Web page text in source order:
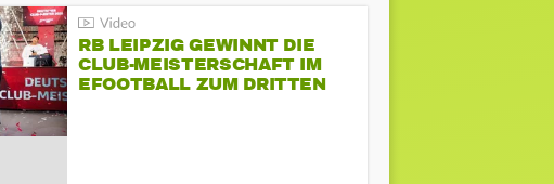
RB LEIPZIG GEWINNT DIE
CLUB-MEISTERSCHAFT IM
EFOOTBALL ZUM DRITTEN